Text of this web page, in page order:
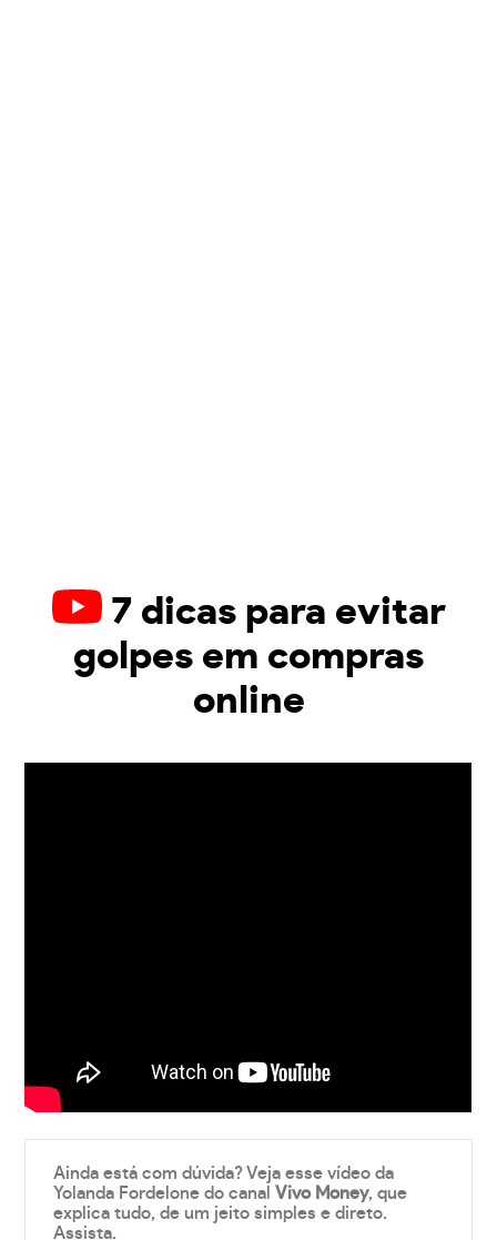
7 dicas para evitar
golpes em compras
online
Ainda está com dúvida? Veja esse vídeo da
Yolanda Fordelone do canalVivo Money, que
explica tudo, de um jeito simples e direto.
Assista.